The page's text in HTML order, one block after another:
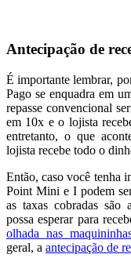
Antecipação de
É importante lembrar,
Pago se enquadra em
repasse convencional
em 10x e o lojista
entretanto, o que
lojista recebe todo o
Então, caso você tenha
Point Mini e I podem
as taxas cobradas são
possa esperar para
olhada nas
geral, a antecipação de